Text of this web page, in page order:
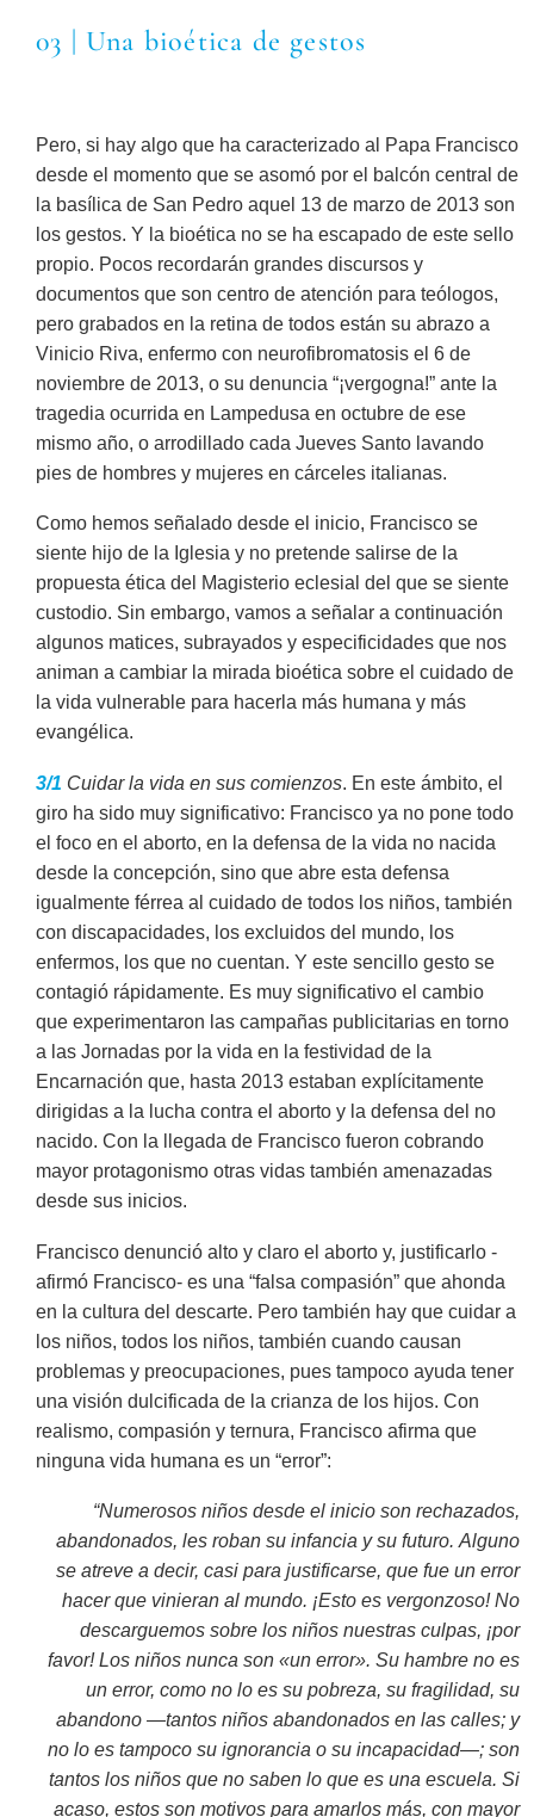
03 | Una bioética de gestos
Pero, si hay algo que ha caracterizado al Papa Francisco
desde el momento que se asomó por el balcón central de
la basílica de San Pedro aquel 13 de marzo de 2013 son
los gestos. Y la bioética no se ha escapado de este sello
propio. Pocos recordarán grandes discursos y
documentos que son centro de atención para teólogos,
pero grabados en la retina de todos están su abrazo a
Vinicio Riva, enfermo con neurofibromatosis el 6 de
noviembre de 2013, o su denuncia “¡vergogna!” ante la
tragedia ocurrida en Lampedusa en octubre de ese
mismo año, o arrodillado cada Jueves Santo lavando
pies de hombres y mujeres en cárceles italianas.
Como hemos señalado desde el inicio, Francisco se
siente hijo de la Iglesia y no pretende salirse de la
propuesta ética del Magisterio eclesial del que se siente
custodio. Sin embargo, vamos a señalar a continuación
algunos matices, subrayados y especificidades que nos
animan a cambiar la mirada bioética sobre el cuidado de
la vida vulnerable para hacerla más humana y más
evangélica.
3/1 Cuidar la vida en sus comienzos. En este ámbito, el
giro ha sido muy significativo: Francisco ya no pone todo
el foco en el aborto, en la defensa de la vida no nacida
desde la concepción, sino que abre esta defensa
igualmente férrea al cuidado de todos los niños, también
con discapacidades, los excluidos del mundo, los
enfermos, los que no cuentan. Y este sencillo gesto se
contagió rápidamente. Es muy significativo el cambio
que experimentaron las campañas publicitarias en torno
a las Jornadas por la vida en la festividad de la
Encarnación que, hasta 2013 estaban explícitamente
dirigidas a la lucha contra el aborto y la defensa del no
nacido. Con la llegada de Francisco fueron cobrando
mayor protagonismo otras vidas también amenazadas
desde sus inicios.
Francisco denunció alto y claro el aborto y, justificarlo -
afirmó Francisco- es una “falsa compasión” que ahonda
en la cultura del descarte. Pero también hay que cuidar a
los niños, todos los niños, también cuando causan
problemas y preocupaciones, pues tampoco ayuda tener
una visión dulcificada de la crianza de los hijos. Con
realismo, compasión y ternura, Francisco afirma que
ninguna vida humana es un “error”:
“Numerosos niños desde el inicio son rechazados,
abandonados, les roban su infancia y su futuro. Alguno
se atreve a decir, casi para justificarse, que fue un error
hacer que vinieran al mundo. ¡Esto es vergonzoso! No
descarguemos sobre los niños nuestras culpas, ¡por
favor! Los niños nunca son «un error». Su hambre no es
un error, como no lo es su pobreza, su fragilidad, su
abandono —tantos niños abandonados en las calles; y
no lo es tampoco su ignorancia o su incapacidad—; son
tantos los niños que no saben lo que es una escuela. Si
acaso, estos son motivos para amarlos más, con mayor